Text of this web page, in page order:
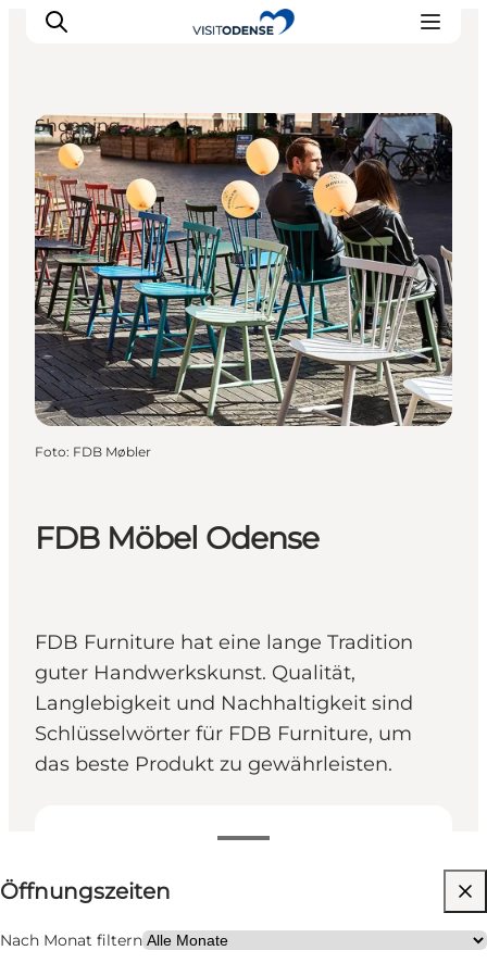
Odense erleben
Veranstaltungen
Reiseplanung
Inspiration
FDB Möbel Odense
FDB Furniture hat eine lange Tradition
guter Handwerkskunst. Qualität,
Langlebigkeit und Nachhaltigkeit sind
Schlüsselwörter für FDB Furniture, um
das beste Produkt zu gewährleisten.
Öffnungszeiten anzeigen
Öffnungszeiten
Nach Monat filtern
Website besuchen
Shopping
Foto: FDB Møbler